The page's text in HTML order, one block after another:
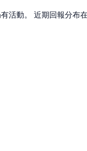
活動。 近期回報分布